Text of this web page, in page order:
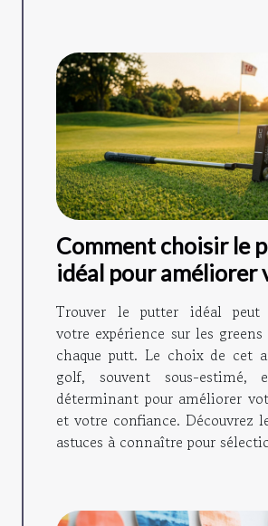
Comment choisir le
idéal pour améliorer
jeu ?
Trouver le putter idéal peut
votre expérience sur les
chaque putt. Le choix de cet
golf, souvent sous-estimé,
déterminant pour améliorer
et votre confiance. Découvrez
astuces à connaître pour